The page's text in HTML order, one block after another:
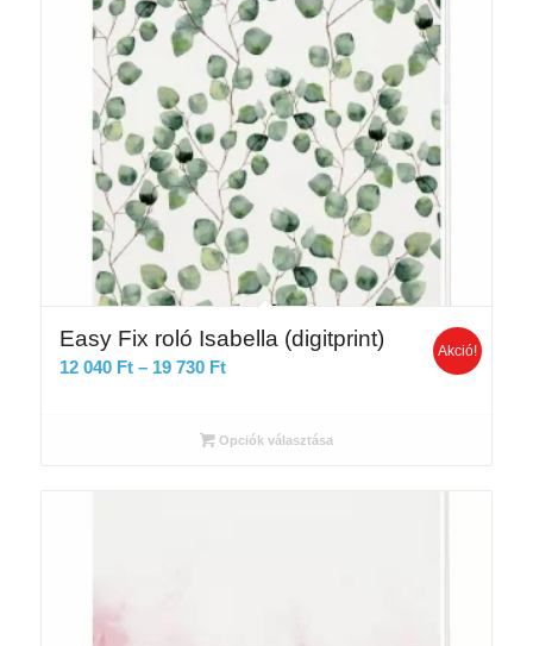
Easy Fix roló Isabella (digitprint)
12 040 Ft – 19 730 FtÁrtartomány:
-
Akció!
Opciók választása